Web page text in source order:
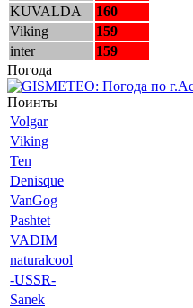
KUVALDA
160
Viking
159
inter
159
Погода
Поинты
Volgar
Viking
Ten
Denisque
VanGog
Pashtet
VADIM
naturalcool
-USSR-
Sanek